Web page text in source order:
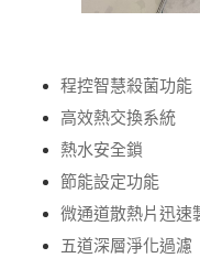
程控智慧殺菌功能
高效熱交換系統
熱水安全鎖
節能設定功能
微通道散熱片迅速
五道深層淨化過濾